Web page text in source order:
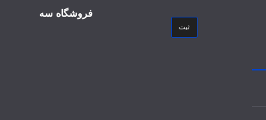
ثبت
فروشگاه سه